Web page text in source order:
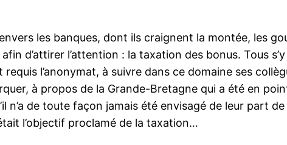
les banques, dont ils craignent la montée, les
d’attirer l’attention : la taxation des bonus. Tous
l’anonymat, à suivre dans ce domaine ses
à propos de la Grande-Bretagne qui a été en
n’a de toute façon jamais été envisagé de leur part
l’objectif proclamé de la taxation…